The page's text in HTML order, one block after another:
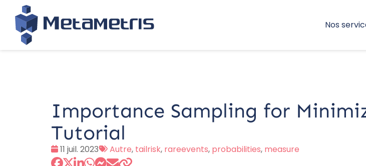
Nos
Importance Sampling for
Tutorial
Date
:
11 juil. 2023
Tags
:
Autre, tailrisk, rareevents, probabilities, measure